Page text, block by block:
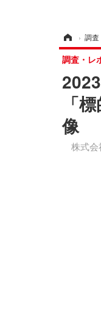
› 調査
「
像
株式会
調査・レ